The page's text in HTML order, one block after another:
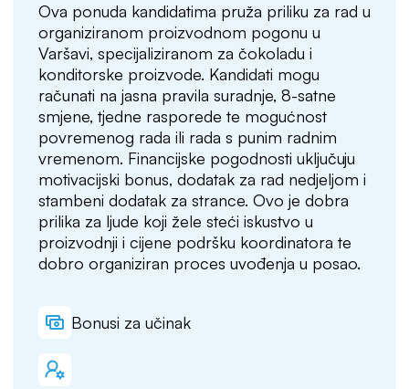
Ova ponuda kandidatima pruža priliku za rad u
organiziranom proizvodnom pogonu u
Varšavi, specijaliziranom za čokoladu i
konditorske proizvode. Kandidati mogu
računati na jasna pravila suradnje, 8-satne
smjene, tjedne rasporede te mogućnost
povremenog rada ili rada s punim radnim
vremenom. Financijske pogodnosti uključuju
motivacijski bonus, dodatak za rad nedjeljom i
stambeni dodatak za strance. Ovo je dobra
prilika za ljude koji žele steći iskustvo u
proizvodnji i cijene podršku koordinatora te
dobro organiziran proces uvođenja u posao.
Bonusi za učinak